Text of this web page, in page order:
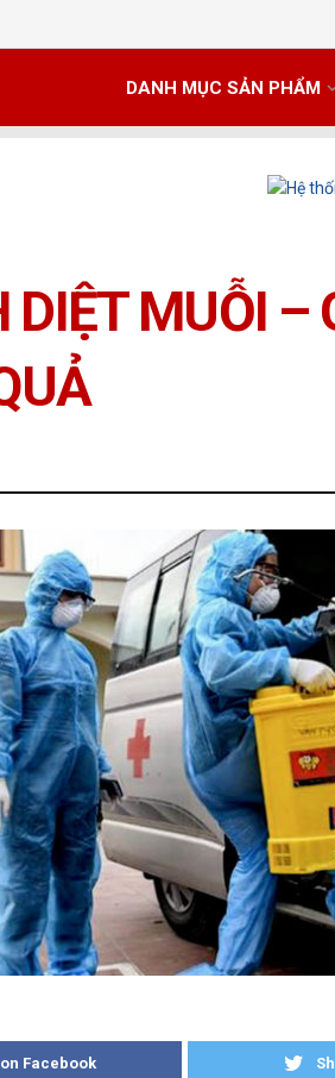
DANH MỤC SẢN PHẨM
DIỆT MUỖI –
Facebook